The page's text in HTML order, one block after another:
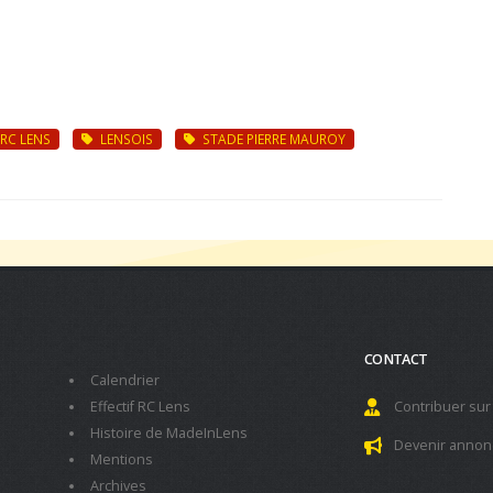
LENS LENSOIS STADE PIERRE MAUROY
Calendrier
Effectif RC Lens
Histoire de MadeInLens
Mentions
Archives
CONTACT
Contribuer sur
Devenir